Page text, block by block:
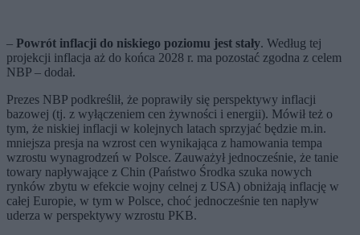
– Powrót inflacji do niskiego poziomu jest stały. Według tej
projekcji inflacja aż do końca 2028 r. ma pozostać zgodna z celem
NBP – dodał.
Prezes NBP podkreślił, że poprawiły się perspektywy inflacji
bazowej (tj. z wyłączeniem cen żywności i energii). Mówił też o
tym, że niskiej inflacji w kolejnych latach sprzyjać będzie m.in.
mniejsza presja na wzrost cen wynikająca z hamowania tempa
wzrostu wynagrodzeń w Polsce. Zauważył jednocześnie, że tanie
towary napływające z Chin (Państwo Środka szuka nowych
rynków zbytu w efekcie wojny celnej z USA) obniżają inflację w
całej Europie, w tym w Polsce, choć jednocześnie ten napływ
uderza w perspektywy wzrostu PKB.